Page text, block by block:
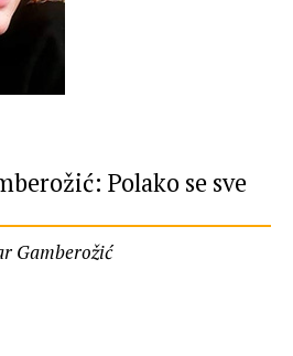
Polako se sve
Gamberožić